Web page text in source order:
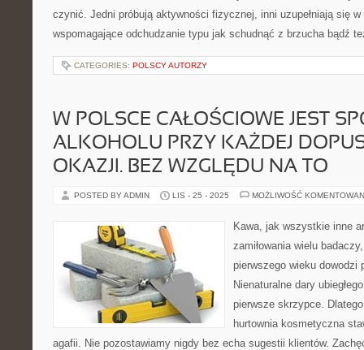
czynić. Jedni próbują aktywności fizycznej, inni uzupełniają się
wspomagające odchudzanie typu jak schudnąć z brzucha bądź
CATEGORIES: POLSCY AUTORZY
W POLSCE CAŁOŚCIOWE JEST
ALKOHOLU PRZY KAŻDEJ
OKAZJI. BEZ WZGLĘDU NA TO
POSTED BY ADMIN LIS - 25 - 2025 MOŻLIWOŚĆ
Kawa, jak wszystkie inne
zamiłowania wielu
pierwszego wieku dowodzi
Nienaturalne dary
pierwsze skrzypce.
hurtownia kosmetyczna
agafii. Nie pozostawiamy nigdy bez echa sugestii klientów.